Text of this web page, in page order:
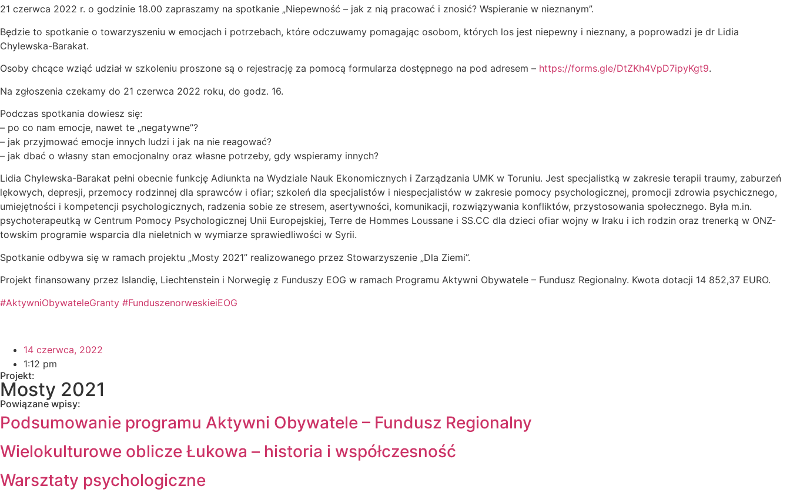
21 czerwca 2022 r. o godzinie 18.00 zapraszamy na spotkanie „Niepewność – jak z nią pracować i znosić? Wspieranie w nieznanym”.
Będzie to spotkanie o towarzyszeniu w emocjach i potrzebach, które odczuwamy pomagając osobom, których los jest niepewny i nieznany, a poprowadzi je dr Lidia
Chylewska-Barakat.
Osoby chcące wziąć udział w szkoleniu proszone są o rejestrację za pomocą formularza dostępnego na pod adresem – https://forms.gle/DtZKh4VpD7ipyKgt9.
Na zgłoszenia czekamy do 21 czerwca 2022 roku, do godz. 16.
Podczas spotkania dowiesz się:
– po co nam emocje, nawet te „negatywne”?
– jak przyjmować emocje innych ludzi i jak na nie reagować?
– jak dbać o własny stan emocjonalny oraz własne potrzeby, gdy wspieramy innych?
Lidia Chylewska-Barakat pełni obecnie funkcję Adiunkta na Wydziale Nauk Ekonomicznych i Zarządzania UMK w Toruniu. Jest specjalistką w zakresie terapii traumy, zaburzeń
lękowych, depresji, przemocy rodzinnej dla sprawców i ofiar; szkoleń dla specjalistów i niespecjalistów w zakresie pomocy psychologicznej, promocji zdrowia psychicznego,
umiejętności i kompetencji psychologicznych, radzenia sobie ze stresem, asertywności, komunikacji, rozwiązywania konfliktów, przystosowania społecznego. Była m.in.
psychoterapeutką w Centrum Pomocy Psychologicznej Unii Europejskiej, Terre de Hommes Loussane i SS.CC dla dzieci ofiar wojny w Iraku i ich rodzin oraz trenerką w ONZ-
towskim programie wsparcia dla nieletnich w wymiarze sprawiedliwości w Syrii.
Spotkanie odbywa się w ramach projektu „Mosty 2021” realizowanego przez Stowarzyszenie „Dla Ziemi”.
Projekt finansowany przez Islandię, Liechtenstein i Norwegię z Funduszy EOG w ramach Programu Aktywni Obywatele – Fundusz Regionalny. Kwota dotacji 14 852,37 EURO.
#AktywniObywateleGranty #FunduszenorweskieiEOG
14 czerwca, 2022
1:12 pm
Projekt:
Mosty 2021
Powiązane wpisy:
Podsumowanie programu Aktywni Obywatele – Fundusz Regionalny
Wielokulturowe oblicze Łukowa – historia i współczesność
Warsztaty psychologiczne